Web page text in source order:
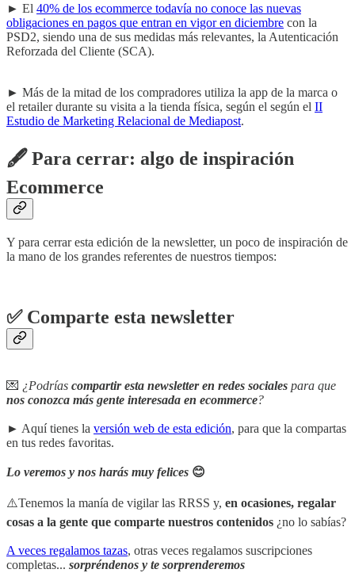
► El 40% de los ecommerce todavía no conoce las nuevas
obligaciones en pagos que entran en vigor en diciembre con la
PSD2, siendo una de sus medidas más relevantes, la Autenticación
Reforzada del Cliente (SCA).
► Más de la mitad de los compradores utiliza la app de la marca o
el retailer durante su visita a la tienda física, según el según el II
Estudio de Marketing Relacional de Mediapost.
🖋 Para cerrar: algo de inspiración
Ecommerce
Y para cerrar esta edición de la newsletter, un poco de inspiración de
la mano de los grandes referentes de nuestros tiempos:
✅ Comparte esta newsletter
💌 ¿Podrías compartir esta newsletter en redes sociales para que
nos conozca más gente interesada en ecommerce?
► Aquí tienes la versión web de esta edición, para que la compartas
en tus redes favoritas.
Lo veremos y nos harás muy felices 😊
⚠️Tenemos la manía de vigilar las RRSS y, en ocasiones, regalar
cosas a la gente que comparte nuestros contenidos ¿no lo sabías?
A veces regalamos tazas, otras veces regalamos suscripciones
completas... sorpréndenos y te sorprenderemos